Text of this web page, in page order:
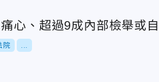
心、超過9成內部檢舉或
院